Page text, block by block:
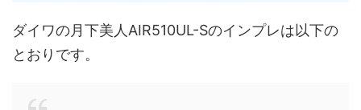
ダイワの月下美人AIR510UL-Sのインプレは以下の
とおりです。